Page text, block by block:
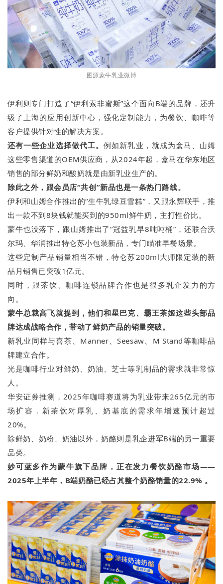
图源蒙牛乳业微博
伊利则专门打造了“伊利索非蜜斯”这个面向B端的品牌，还升
级了上海的应用创新中心，强化定制能力，为餐饮、咖啡等
客户提供针对性的解决方案。
还有一些企业选择做代工。例如新乳业，就成为盒马、山姆
这些零售渠道的OEM供应商，从2024年起，盒马在华东地区
销售的部分鲜奶和酸奶就是由新乳业生产的。
除此之外，跟会员店“共创”新品也是一条热门路线。
伊利和山姆合作推出的“生牛乳绿豆雪糕”，又跟永辉联手，推
出一款不到8块钱就能买到的950ml鲜牛奶，主打性价比。
蒙牛也没落下，跟山姆推出了“冠益乳早8吨吨桶”，还联合沃
尔玛、华润推出特仑苏小包装新品，专门瞄准早餐场景。
这些定制产品销量相当不错，特仑苏200ml大师限定装的新
品月销售已突破1亿元。
同时，跟茶饮、咖啡连锁品牌合作也是很多乳企发力的方
向。
蒙牛总裁高飞就提到，他们和星巴克、霸王茶姬这些头部品
牌达成战略合作，带动了鲜奶产品的销量突破。
新乳业同样与喜茶、Manner、Seesaw、M Stand等咖啡品
牌建立合作。
光是咖啡行业对鲜奶、奶油、芝士等乳制品的需求就非常惊
人。
华安证券推测，2025年咖啡赛道将为乳业带来265亿元的市
场扩容，新茶饮对厚乳、奶基底的需求年增速预计超过
20%。
除鲜奶、奶粉、奶油以外，奶酪则是乳企进军B端的另一重要
品类。
妙可蓝多作为蒙牛旗下品牌，正在发力餐饮奶酪市场——
2025年上半年， B端奶酪已经占其整个奶酪销量的22.9% 。